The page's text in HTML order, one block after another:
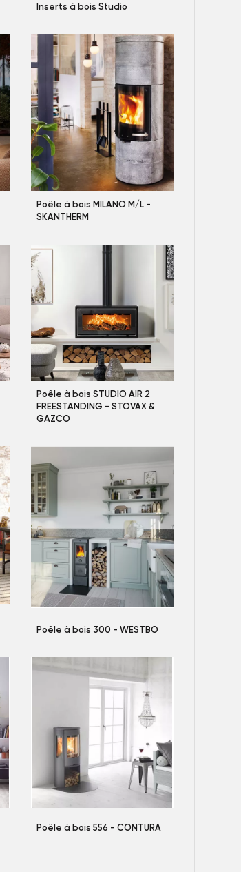
Inserts à bois Studio
Poêle à bois MILANO M/L -
SKANTHERM
Poêle à bois STUDIO AIR 2
FREESTANDING - STOVAX &
GAZCO
Poêle à bois 300 - WESTBO
Poêle à bois 556 - CONTURA